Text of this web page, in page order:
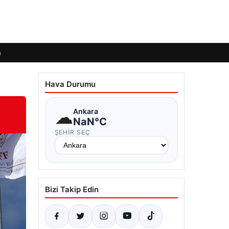
Hava Durumu
☁Ankara
NaN°C
ŞEHIR SEÇ
Bizi Takip Edin